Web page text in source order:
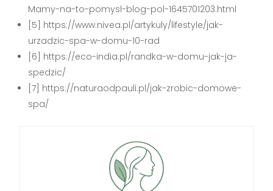
Mamy-na-to-pomysl-blog-pol-1645701203.html
[5] https://www.nivea.pl/artykuly/lifestyle/jak-
urzadzic-spa-w-domu-10-rad
[6] https://eco-india.pl/randka-w-domu-jak-ja-
spedzic/
[7] https://naturaodpauli.pl/jak-zrobic-domowe-
spa/